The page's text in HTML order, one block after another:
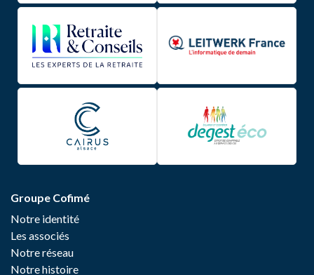
Groupe Cofimé
Notre identité
Les associés
Notre réseau
Notre histoire